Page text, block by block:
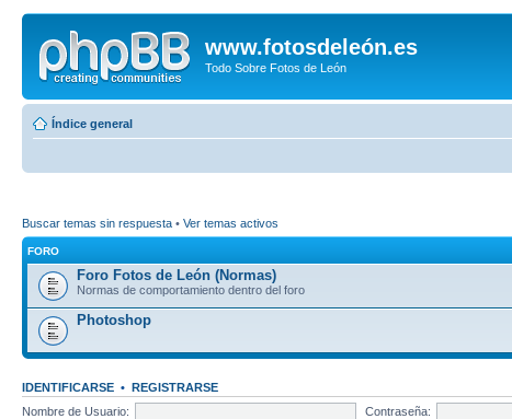
www.fotosdeleón.es
Todo Sobre Fotos de León
Índice general
Buscar temas sin respuesta • Ver temas activos
FORO
Foro Fotos de León (Normas)
Normas de comportamiento dentro del foro
Photoshop
IDENTIFICARSE • REGISTRARSE
Nombre de Usuario:
Contraseña: